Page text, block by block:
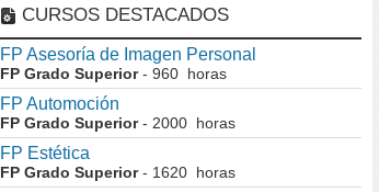
CURSOS DESTACADOS
FP Asesoría de Imagen Personal
FP Grado Superior- 960 horas
FP Automoción
FP Grado Superior- 2000 horas
FP Estética
FP Grado Superior- 1620 horas